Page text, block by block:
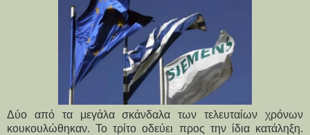
Δύο από τα μεγάλα σκάνδαλα των τελευταίων χρόνων
κουκουλώθηκαν. Το τρίτο οδεύει προς την ίδια κατάληξη.